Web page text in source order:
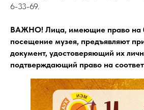
6-33-69.
ВАЖНО! Лица, имеющие право на
посещение музея, предъявляют
документ, удостоверяющий их
подтверждающий право на